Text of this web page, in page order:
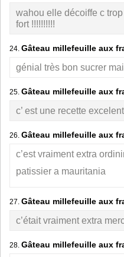
wahou elle décoiffe c
fort !!!!!!!!!!
24. Gâteau millefeuille aux
génial très bon sucrer
25. Gâteau millefeuille aux
c’ est une recette
26. Gâteau millefeuille aux
c’est vraiment extra
patissier a mauritania
27. Gâteau millefeuille aux
c’était vraiment extra
28. Gâteau millefeuille aux